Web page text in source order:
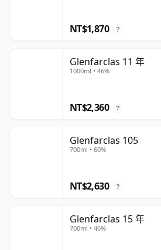
NT$1,870 ?
Glenfarclas 11 年
1000ml • 46%
NT$2,360 ?
Glenfarclas 105
700ml • 60%
NT$2,630 ?
Glenfarclas 15 年
700ml • 46%